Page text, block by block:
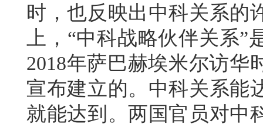
时，也反映出中科关系的
上，“中科战略伙伴关系
2018年萨巴赫埃米尔访华
宣布建立的。中科关系能
就能达到。两国官员对中